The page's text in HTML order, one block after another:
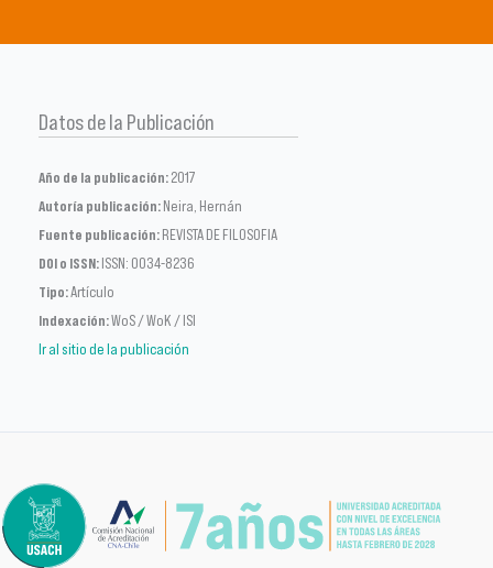
Datos de la Publicación
Año de la publicación:2017
Autoría publicación:Neira, Hernán
Fuente publicación:REVISTA DE FILOSOFIA
DOI o ISSN:ISSN: 0034-8236
Tipo:Artículo
Indexación:WoS / WoK / ISI
Ir al sitio de la publicación